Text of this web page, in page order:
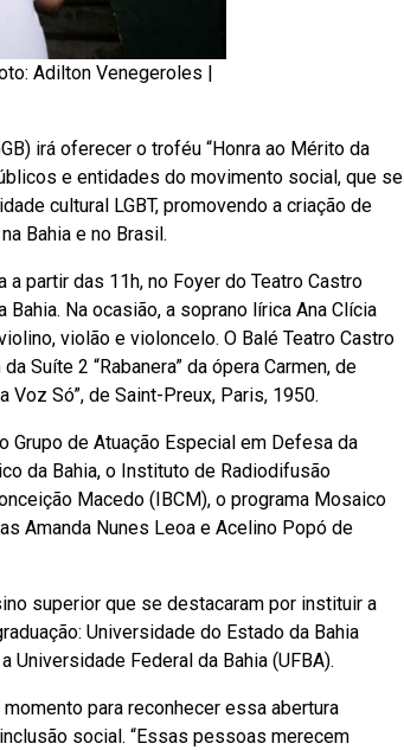
Adilton Venegeroles |
irá oferecer o troféu “Honra ao Mérito da
e entidades do movimento social, que se
cultural LGBT, promovendo a criação de
Bahia e no Brasil.
partir das 11h, no Foyer do Teatro Castro
Na ocasião, a soprano lírica Ana Clícia
violão e violoncelo. O Balé Teatro Castro
Suíte 2 “Rabanera” da ópera Carmen, de
Só”, de Saint-Preux, Paris, 1950.
Grupo de Atuação Especial em Defesa da
da Bahia, o Instituto de Radiodifusão
Macedo (IBCM), o programa Mosaico
Amanda Nunes Leoa e Acelino Popó de
superior que se destacaram por instituir a
Universidade do Estado da Bahia
Universidade Federal da Bahia (UFBA).
para reconhecer essa abertura
social. “Essas pessoas merecem